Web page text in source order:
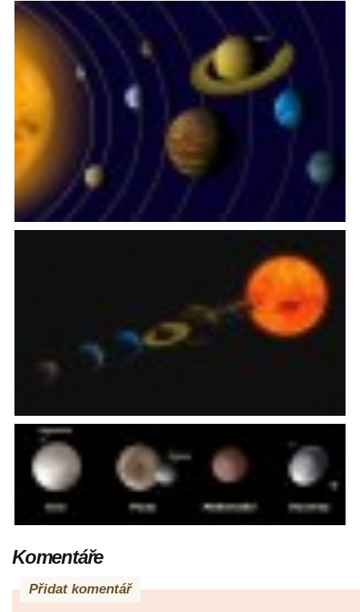
Komentáře
Přidat komentář